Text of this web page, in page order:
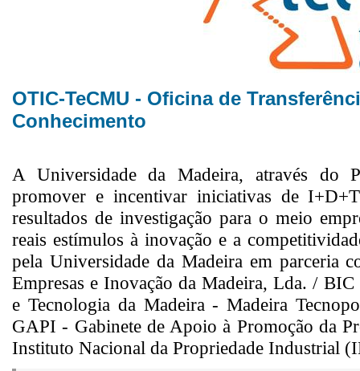
OTIC-TeCMU - Oficina de
Conhecimento
A Universidade da Madeira, através do
promover e incentivar iniciativas de
resultados de investigação para o meio
reais estímulos à inovação e a
pela Universidade da Madeira em parceria
Empresas e Inovação da Madeira, Lda. /
e Tecnologia da Madeira - Madeira
GAPI - Gabinete de Apoio à Promoção da
Instituto Nacional da Propriedade Industrial